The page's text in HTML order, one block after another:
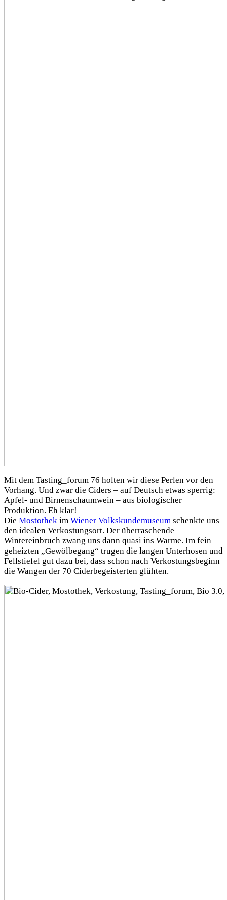
Mit dem Tasting_forum 76 holten wir diese Perlen vor den
Vorhang. Und zwar die Ciders – auf Deutsch etwas sperrig:
Apfel- und Birnenschaumwein – aus biologischer
Produktion. Eh klar!
Die Mostothek im Wiener Volkskundemuseum schenkte uns
den idealen Verkostungsort. Der überraschende
Wintereinbruch zwang uns dann quasi ins Warme. Im fein
geheizten „Gewölbegang“ trugen die langen Unterhosen und
Fellstiefel gut dazu bei, dass schon nach Verkostungsbeginn
die Wangen der 70 Ciderbegeisterten glühten.